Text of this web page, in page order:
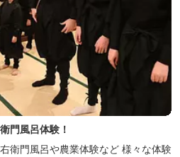
門風呂体験！
衛門風呂や農業体験など 様々な体験